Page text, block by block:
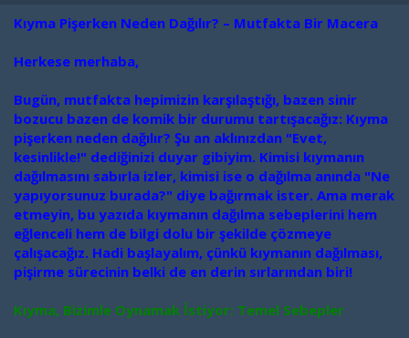
t
a
r
i
Kıyma Pişerken Neden Dağılır? – Mutfakta Bir Macera
Herkese merhaba,
Bugün, mutfakta hepimizin karşılaştığı, bazen sinir
bozucu bazen de komik bir durumu tartışacağız: Kıyma
pişerken neden dağılır? Şu an aklınızdan "Evet,
kesinlikle!" dediğinizi duyar gibiyim. Kimisi kıymanın
dağılmasını sabırla izler, kimisi ise o dağılma anında "Ne
yapıyorsunuz burada?" diye bağırmak ister. Ama merak
etmeyin, bu yazıda kıymanın dağılma sebeplerini hem
eğlenceli hem de bilgi dolu bir şekilde çözmeye
çalışacağız. Hadi başlayalım, çünkü kıymanın dağılması,
pişirme sürecinin belki de en derin sırlarından biri!
Kıyma, Bizimle Oynamak İstiyor: Temel Sebepler